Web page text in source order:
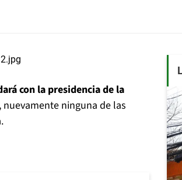
con la presidencia de la
ninguna de las